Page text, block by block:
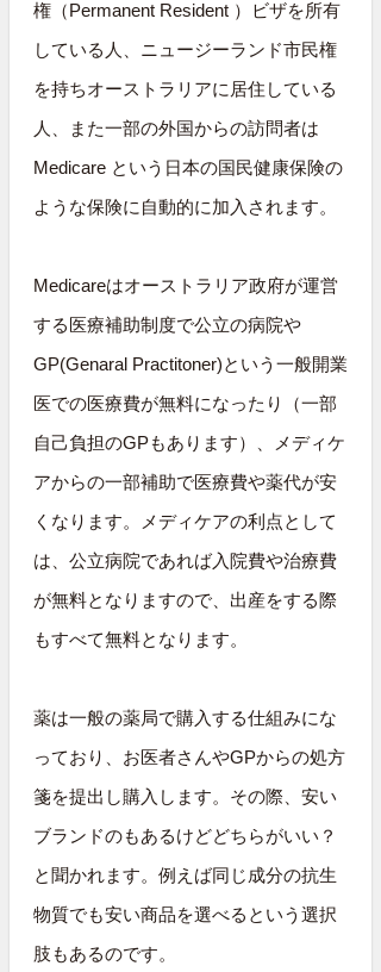
権（Permanent Resident ）ビザを所有
している人、ニュージーランド市民権
を持ちオーストラリアに居住している
人、また一部の外国からの訪問者は
Medicare という日本の国民健康保険の
ような保険に自動的に加入されます。
Medicareはオーストラリア政府が運営
する医療補助制度で公立の病院や
GP(Genaral Practitoner)という一般開業
医での医療費が無料になったり（一部
自己負担のGPもあります）、メディケ
アからの一部補助で医療費や薬代が安
くなります。メディケアの利点として
は、公立病院であれば入院費や治療費
が無料となりますので、出産をする際
もすべて無料となります。
薬は一般の薬局で購入する仕組みにな
っており、お医者さんやGPからの処方
箋を提出し購入します。その際、安い
ブランドのもあるけどどちらがいい？
と聞かれます。例えば同じ成分の抗生
物質でも安い商品を選べるという選択
肢もあるのです。